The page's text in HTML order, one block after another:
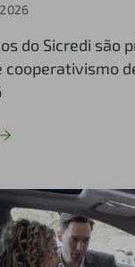
do Sicredi são
cooperativismo